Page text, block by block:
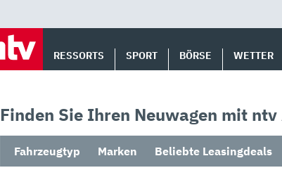
RESSORTS SPORT BÖRSE WETTER
Finden Sie Ihren Neuwagen mit
Fahrzeugtyp Marken Beliebte Leasingdeals